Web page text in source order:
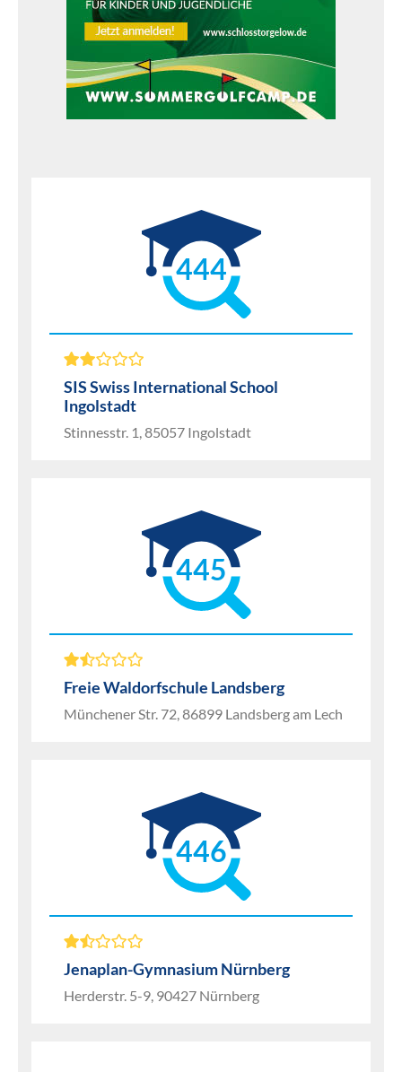
444
SIS Swiss International School
Ingolstadt
Stinnesstr. 1, 85057 Ingolstadt
445
Freie Waldorfschule Landsberg
Münchener Str. 72, 86899 Landsberg am Lech
446
Jenaplan-Gymnasium Nürnberg
Herderstr. 5-9, 90427 Nürnberg